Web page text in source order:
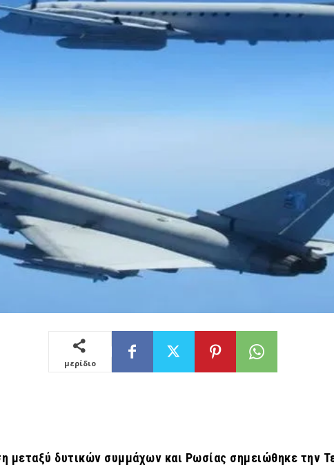
μερίδιο
μεταξύ δυτικών συμμάχων και Ρωσίας σημειώθηκε την